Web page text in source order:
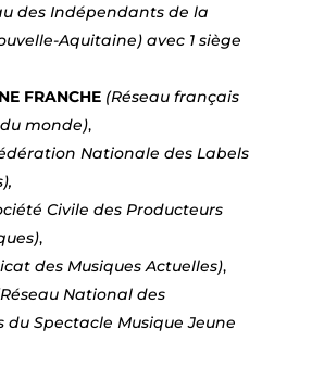
des Indépendants de la
Aquitaine) avec 1 siège
FRANCHE (Réseau français
monde),
Nationale des Labels
Civile des Producteurs
,
des Musiques Actuelles),
National des
du Spectacle Musique Jeune